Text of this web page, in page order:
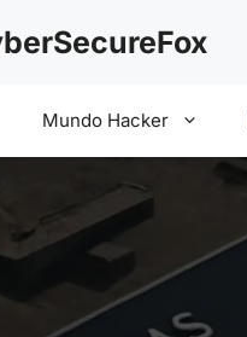
Mundo Hacker